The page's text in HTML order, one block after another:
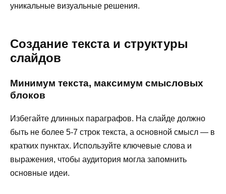
уникальные визуальные решения.
Создание текста и структуры
слайдов
Минимум текста, максимум смысловых
блоков
Избегайте длинных параграфов. На слайде должно
быть не более 5-7 строк текста, а основной смысл — в
кратких пунктах. Используйте ключевые слова и
выражения, чтобы аудитория могла запомнить
основные идеи.